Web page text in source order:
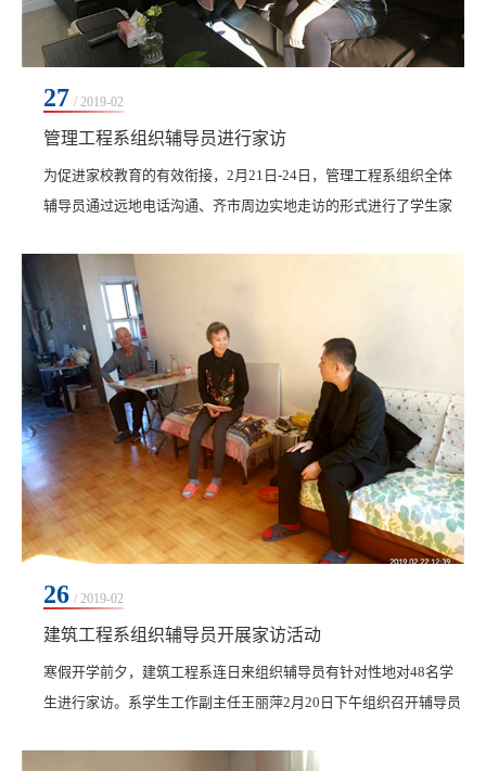
27 / 2019-02
管理工程系组织辅导员进行家访
为促进家校教育的有效衔接，2月21日-24日，管理工程系组织全体
辅导员通过远地电话沟通、齐市周边实地走访的形式进行了学生家
备，确定学业困难学生、违纪...
26 / 2019-02
建筑工程系组织辅导员开展家访活动
寒假开学前夕，建筑工程系连日来组织辅导员有针对性地对48名学
生进行家访。系学生工作副主任王丽萍2月20日下午组织召开辅导员